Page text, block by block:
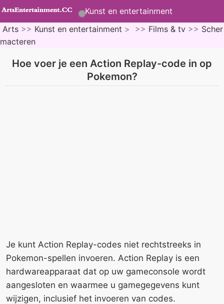
Kunst en entertainment
Arts >> Kunst en entertainment > >> Films & tv >> Scher
macteren
Hoe voer je een Action Replay-code in op
Pokemon?
Je kunt Action Replay-codes niet rechtstreeks in
Pokemon-spellen invoeren. Action Replay is een
hardwareapparaat dat op uw gameconsole wordt
aangesloten en waarmee u gamegegevens kunt
wijzigen, inclusief het invoeren van codes.